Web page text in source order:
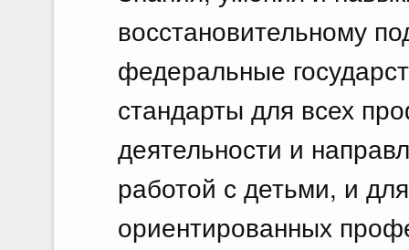
восстановительному
федеральные
стандарты для всех
деятельности и
работой с детьми, и
ориентированных